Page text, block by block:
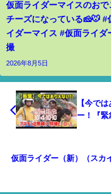
仮面ライダーマイスのおで
チーズになっている🧀🐭 #
イダーマイス #仮面ライダ
撮
2026年8月5日
【今で
ー！『緊
仮面ライダー（新）（ス